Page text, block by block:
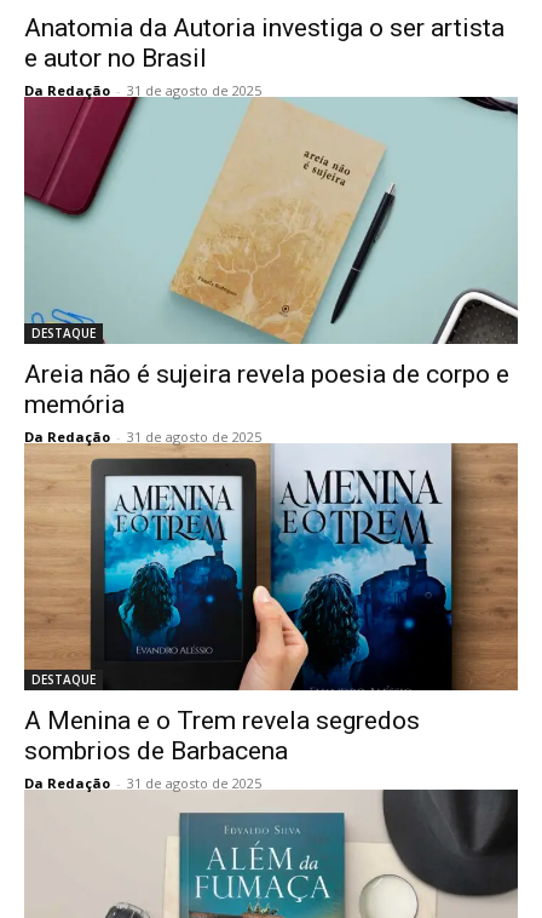
Anatomia da Autoria investiga o ser artista
e autor no Brasil
Da Redação - 31 de agosto de 2025
DESTAQUE
Areia não é sujeira revela poesia de corpo e
memória
Da Redação - 31 de agosto de 2025
DESTAQUE
A Menina e o Trem revela segredos
sombrios de Barbacena
Da Redação - 31 de agosto de 2025